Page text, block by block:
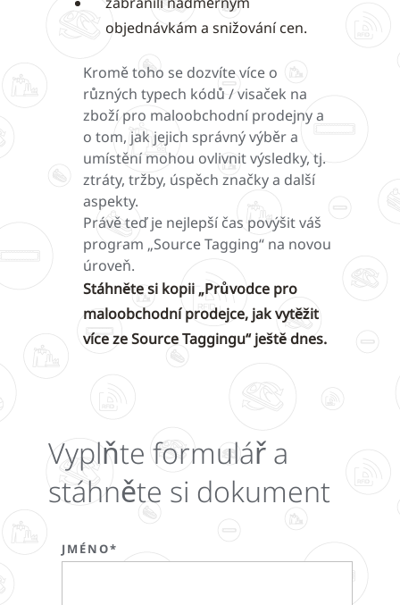
objednávkám a snižování cen.
Kromě toho se dozvíte více o
různých typech kódů / visaček na
zboží pro maloobchodní prodejny a
o tom, jak jejich správný výběr a
umístění mohou ovlivnit výsledky, tj.
ztráty, tržby, úspěch značky a další
aspekty.
Právě teď je nejlepší čas povýšit váš
program „Source Tagging“ na novou
úroveň.
Stáhněte si kopii „Průvodce pro
maloobchodní prodejce, jak vytěžit
více ze Source Taggingu“ ještě dnes.
Vyplňte formulář a
stáhněte si dokument
JMÉNO*